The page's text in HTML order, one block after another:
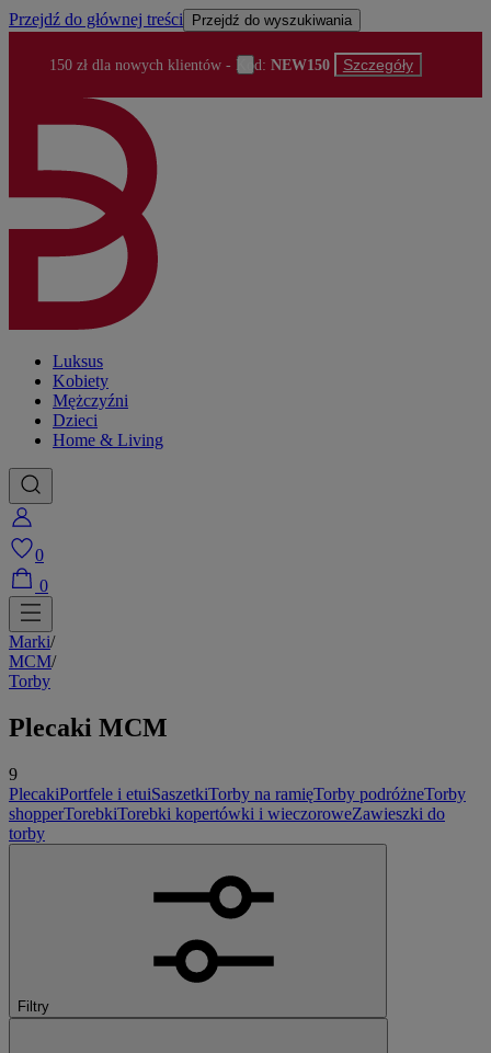
Przejdź do głównej treści Przejdź do wyszukiwania
150 zł dla nowych klientów- Kod: NEW150 Szczegóły
Luksus
Kobiety
Mężczyźni
Dzieci
Home & Living
0
0
Marki/
MCM/
Torby
Plecaki MCM
9
PlecakiPortfele i etuiSaszetkiTorby na ramięTorby podróżneTorby
shopperTorebkiTorebki kopertówki i wieczoroweZawieszki do
torby
Filtry